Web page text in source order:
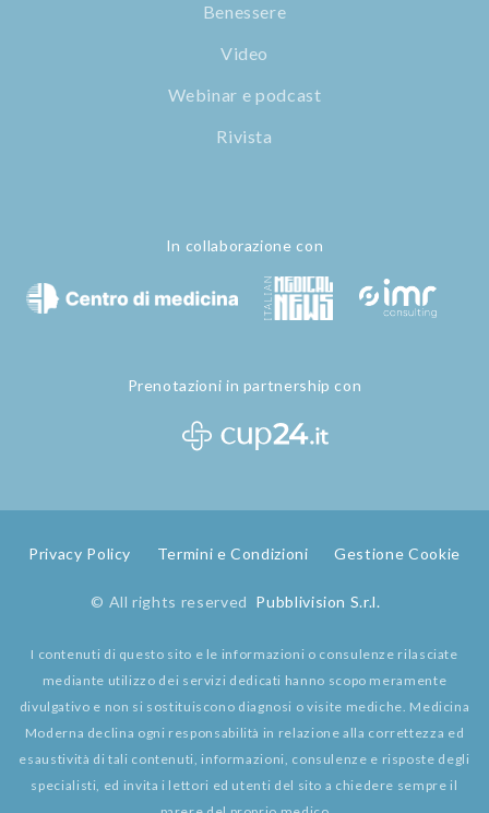
Benessere
Video
Webinar e podcast
Rivista
In collaborazione con
Prenotazioni in partnership con
Privacy Policy Termini e Condizioni Gestione Cookie
© All rights reserved Pubblivision S.r.l.
I contenuti di questo sito e le informazioni o consulenze rilasciate
mediante utilizzo dei servizi dedicati hanno scopo meramente
divulgativo e non si sostituiscono diagnosi o visite mediche. Medicina
Moderna declina ogni responsabilità in relazione alla correttezza ed
esaustività di tali contenuti, informazioni, consulenze e risposte degli
specialisti, ed invita i lettori ed utenti del sito a chiedere sempre il